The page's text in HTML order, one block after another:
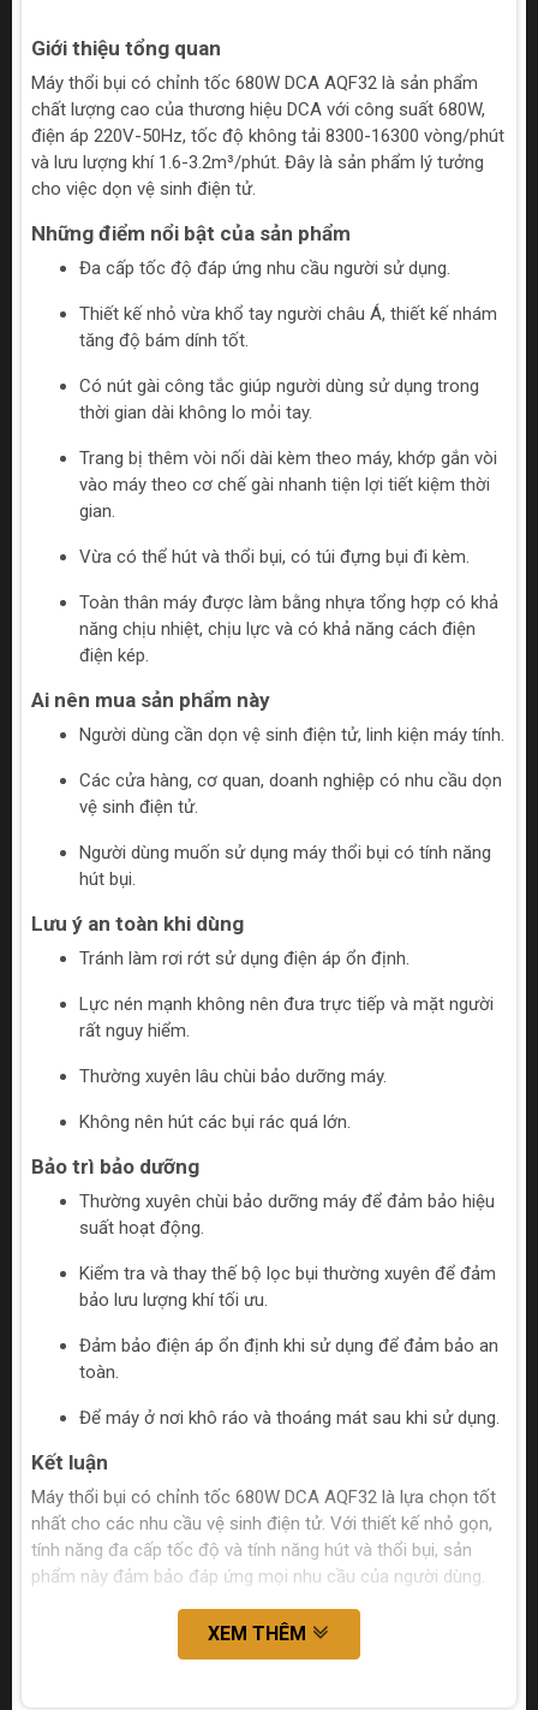
Giới thiệu tổng quan
Máy thổi bụi có chỉnh tốc 680W DCA AQF32 là sản phẩm
chất lượng cao của thương hiệu DCA với công suất 680W,
điện áp 220V-50Hz, tốc độ không tải 8300-16300 vòng/phút
và lưu lượng khí 1.6-3.2m³/phút. Đây là sản phẩm lý tưởng
cho việc dọn vệ sinh điện tử.
Những điểm nổi bật của sản phẩm
Đa cấp tốc độ đáp ứng nhu cầu người sử dụng.
Thiết kế nhỏ vừa khổ tay người châu Á, thiết kế nhám
tăng độ bám dính tốt.
Có nút gài công tắc giúp người dùng sử dụng trong
thời gian dài không lo mỏi tay.
Trang bị thêm vòi nối dài kèm theo máy, khớp gắn vòi
vào máy theo cơ chế gài nhanh tiện lợi tiết kiệm thời
gian.
Vừa có thể hút và thổi bụi, có túi đựng bụi đi kèm.
Toàn thân máy được làm bằng nhựa tổng hợp có khả
năng chịu nhiệt, chịu lực và có khả năng cách điện
điện kép.
Ai nên mua sản phẩm này
Người dùng cần dọn vệ sinh điện tử, linh kiện máy tính.
Các cửa hàng, cơ quan, doanh nghiệp có nhu cầu dọn
vệ sinh điện tử.
Người dùng muốn sử dụng máy thổi bụi có tính năng
hút bụi.
Lưu ý an toàn khi dùng
Tránh làm rơi rớt sử dụng điện áp ổn định.
Lực nén mạnh không nên đưa trực tiếp và mặt người
rất nguy hiểm.
Thường xuyên lâu chùi bảo dưỡng máy.
Không nên hút các bụi rác quá lớn.
Bảo trì bảo dưỡng
Thường xuyên chùi bảo dưỡng máy để đảm bảo hiệu
suất hoạt động.
Kiểm tra và thay thế bộ lọc bụi thường xuyên để đảm
bảo lưu lượng khí tối ưu.
Đảm bảo điện áp ổn định khi sử dụng để đảm bảo an
toàn.
Để máy ở nơi khô ráo và thoáng mát sau khi sử dụng.
Kết luận
Máy thổi bụi có chỉnh tốc 680W DCA AQF32 là lựa chọn tốt
nhất cho các nhu cầu vệ sinh điện tử. Với thiết kế nhỏ gọn,
tính năng đa cấp tốc độ và tính năng hút và thổi bụi, sản
phẩm này đảm bảo đáp ứng mọi nhu cầu của người dùng.
XEM THÊM